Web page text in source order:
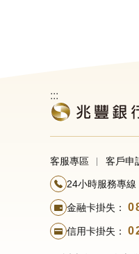
:::
客服專區 客戶申
24小時服務專線
金融卡掛失：
信用卡掛失：